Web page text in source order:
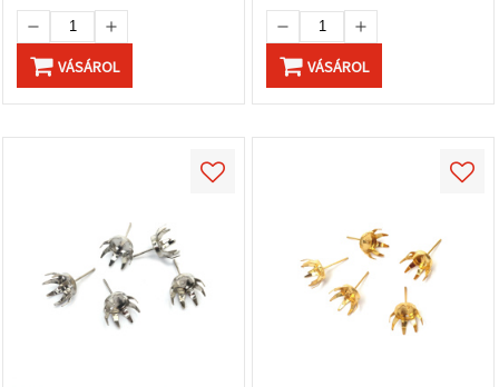
VÁSÁROL VÁSÁROL